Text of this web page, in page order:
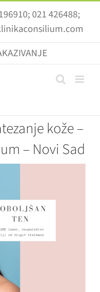
021 426488;
kože –
– Novi Sad